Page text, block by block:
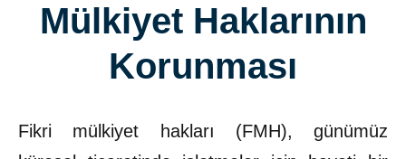
Mülkiyet Haklarının
Korunması
Fikri mülkiyet hakları (FMH), günümüz